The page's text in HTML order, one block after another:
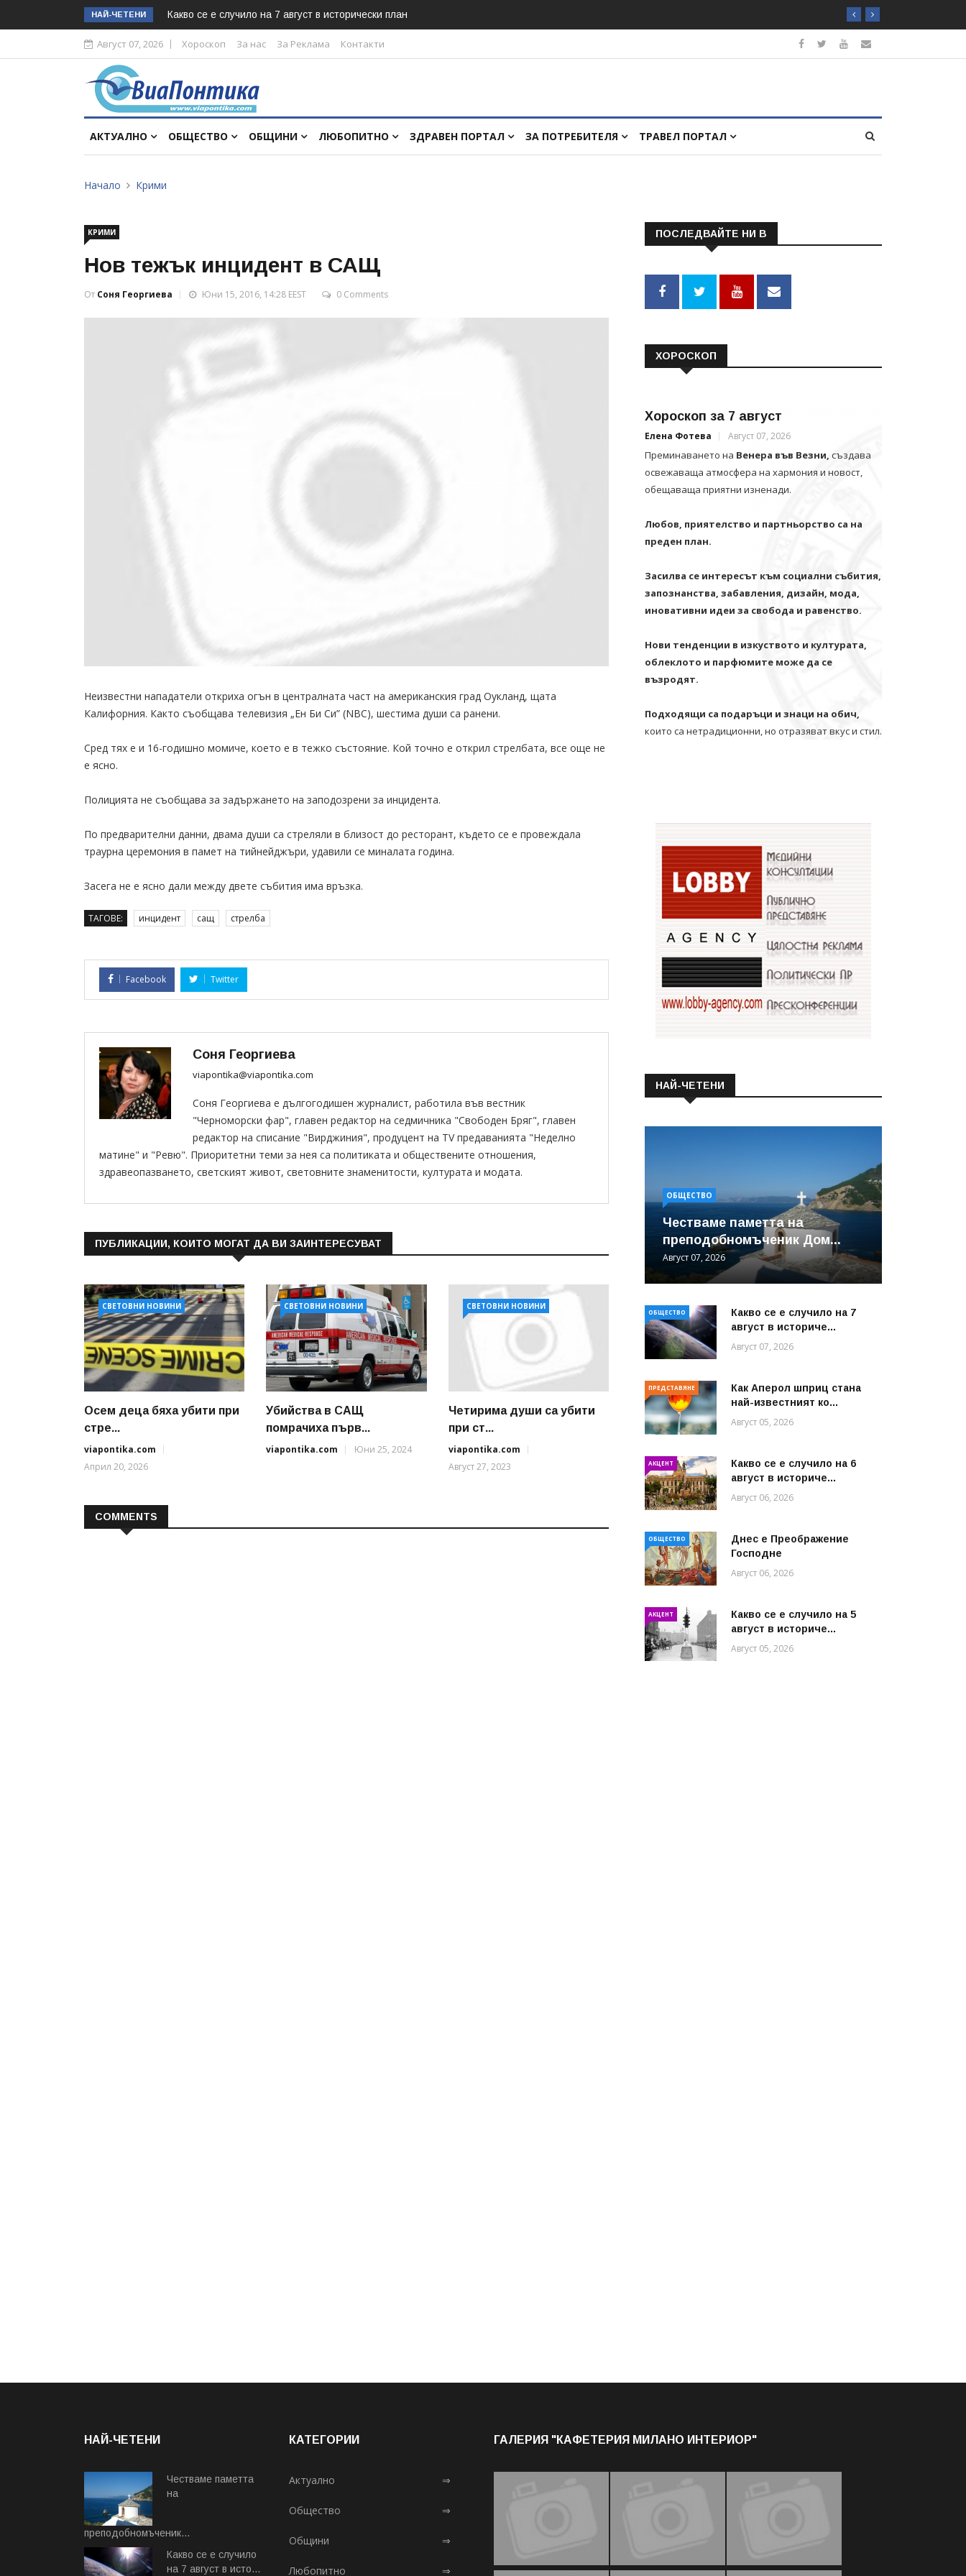
НАЙ-ЧЕТЕНИ Какво се е случило на 7 август в исторически план
Август 07, 2026 Хороскоп За нас За Реклама Контакти
АКТУАЛНО ОБЩЕСТВО ОБЩИНИ ЛЮБОПИТНО ЗДРАВЕН ПОРТАЛ ЗА ПОТРЕБИТЕЛЯ ТРАВЕЛ ПОРТАЛ
Начало Крими
КРИМИ
Нов тежък инцидент в САЩ
От Соня Георгиева Юни 15, 2016, 14:28 EEST 0 Comments
Неизвестни нападатели откриха огън в централната част на американския град Оукланд, щата
Калифорния. Както съобщава телевизия „Ен Би Си” (NBC), шестима души са ранени.
Сред тях е и 16-годишно момиче, което е в тежко състояние. Кой точно е открил стрелбата, все още не
е ясно.
Полицията не съобщава за задържането на заподозрени за инцидента.
По предварителни данни, двама души са стреляли в близост до ресторант, където се е провеждала
траурна церемония в памет на тийнейджъри, удавили се миналата година.
Засега не е ясно дали между двете събития има връзка.
ТАГОВЕ: инцидент сащ стрелба
Facebook Twitter
Соня Георгиева
viapontika@viapontika.com
Соня Георгиева е дългогодишен журналист, работила във вестник
"Черноморски фар", главен редактор на седмичника "Свободен Бряг", главен
редактор на списание "Вирджиния", продуцент на TV предаванията "Неделно
матине" и "Ревю". Приоритетни теми за нея са политиката и обществените отношения,
здравеопазването, светският живот, световните знаменитости, културата и модата.
ПУБЛИКАЦИИ, КОИТО МОГАТ ДА ВИ ЗАИНТЕРЕСУВАТ
СВЕТОВНИ НОВИНИ
Осем деца бяха убити при
стре...
viapontika.com
Април 20, 2026
СВЕТОВНИ НОВИНИ
Убийства в САЩ
помрачиха първ...
viapontika.com
Юни 25, 2024
СВЕТОВНИ НОВИНИ
Четирима души са убити
при ст...
viapontika.com
Август 27, 2023
COMMENTS
ПОСЛЕДВАЙТЕ НИ В
ХОРОСКОП
Хороскоп за 7 август
Елена Фотева Август 07, 2026
Преминаването на Венера във Везни, създава
освежаваща атмосфера на хармония и новост,
обещаваща приятни изненади.
Любов, приятелство и партньорство са на
преден план.
Засилва се интересът към социални събития,
запознанства, забавления, дизайн, мода,
иновативни идеи за свобода и равенство.
Нови тенденции в изкуството и културата,
облеклото и парфюмите може да се
възродят.
Подходящи са подаръци и знаци на обич,
които са нетрадиционни, но отразяват вкус и стил.
НАЙ-ЧЕТЕНИ
ОБЩЕСТВО
Честваме паметта на
преподобномъченик Дом...
Август 07, 2026
ОБЩЕСТВО
Какво се е случило на 7
август в историче...
Август 07, 2026
ПРЕДСТАВЯНЕ
Как Аперол шприц стана
най-известният ко...
Август 05, 2026
АКЦЕНТ
Какво се е случило на 6
август в историче...
Август 06, 2026
ОБЩЕСТВО
Днес е Преображение
Господне
Август 06, 2026
АКЦЕНТ
Какво се е случило на 5
август в историче...
Август 05, 2026
НАЙ-ЧЕТЕНИ
Честваме паметта
на
преподобномъченик...
Август 07, 2026
Какво се е случило
на 7 август в исто...
КАТЕГОРИИ
Актуално ⇒
Общество ⇒
Общини ⇒
Любопитно ⇒
ГАЛЕРИЯ "КАФЕТЕРИЯ МИЛАНО ИНТЕРИОР"